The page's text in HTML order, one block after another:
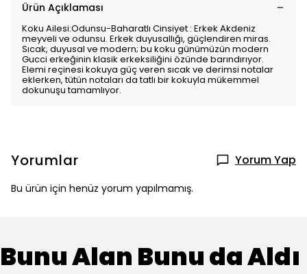
Ürün Açıklaması
Koku Ailesi:Odunsu-Baharatlı Cinsiyet : Erkek Akdeniz
meyveli ve odunsu. Erkek duyusallığı, güçlendiren miras.
Sıcak, duyusal ve modern; bu koku günümüzün modern
Gucci erkeğinin klasik erkeksiliğini özünde barındırıyor.
Elemi reçinesi kokuya güç veren sıcak ve derimsi notalar
eklerken, tütün notaları da tatlı bir kokuyla mükemmel
dokunuşu tamamlıyor.
Yorumlar Yorum Yap
Bu ürün için henüz yorum yapılmamış.
Bunu Alan Bunu da Aldı